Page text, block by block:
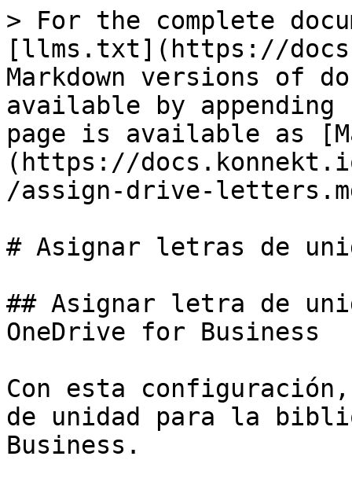
> For the complete
[llms.txt](https://
Markdown versions of
available by
page is available as
(https://
/assign-drive-
# Asignar letras de
## Asignar letra de
OneDrive for Business
Con esta
de unidad para la
Business.